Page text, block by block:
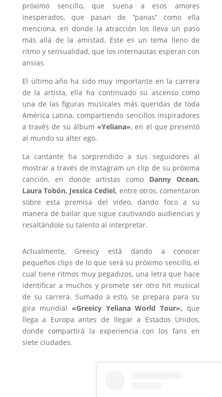
próximo sencillo, que suena a esos amores
inesperados, que pasan de ‘‘panas’’ como ella
menciona, en donde la atracción los lleva un paso
más allá de la amistad. Este es un tema lleno de
ritmo y sensualidad, que los internautas esperan con
ansias.
El último año ha sido muy importante en la carrera
de la artista, ella ha continuado su ascenso como
una de las figuras musicales más queridas de toda
América Latina, compartiendo sencillos inspiradores
a través de su álbum «Yeliana», en el que presentó
al mundo su alter ego.
La cantante ha sorprendido a sus seguidores al
mostrar a través de Instagram un clip de su próxima
canción, en donde artistas como Danny Ocean,
Laura Tobón, Jessica Cediel, entre otros, comentaron
sobre esta premisa del video, dando foco a su
manera de bailar que sigue cautivando audiencias y
resaltándole su talento al interpretar.
Actualmente, Greeicy está dando a conocer
pequeños clips de lo que será su próximo sencillo, el
cual tiene ritmos muy pegadizos, una letra que hace
identificar a muchos y promete ser otro hit musical
de su carrera. Sumado a esto, se prepara para su
gira mundial «Greeicy Yeliana World Tour», que
llega a Europa antes de llegar a Estados Unidos,
donde compartirá la experiencia con los fans en
siete ciudades.